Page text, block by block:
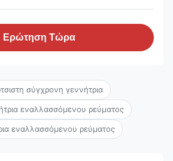
Ερώτηση Τώρα
σύγχρονη γεννήτρια
εναλλασσόμενου ρεύματος
εναλλασσόμενου ρεύματος